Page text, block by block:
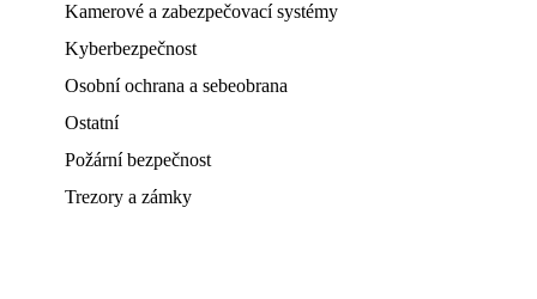
Kamerové a zabezpečovací systémy
Kyberbezpečnost
Osobní ochrana a sebeobrana
Ostatní
Požární bezpečnost
Trezory a zámky